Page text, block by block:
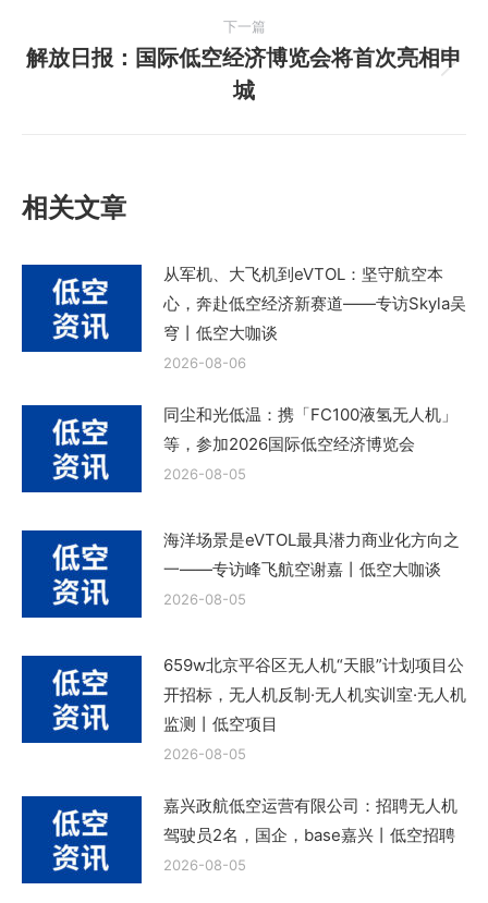
航
篇
文
章：
下一篇
下
一
解放日报：国际低空经济博览会将首次亮相申
城
相关文章
从军机、大飞机到eVTOL：坚守航空本
心，奔赴低空经济新赛道——专访Skyla吴
穹丨低空大咖谈
2026-08-06
同尘和光低温：携「FC100液氢无人机」
等，参加2026国际低空经济博览会
2026-08-05
海洋场景是eVTOL最具潜力商业化方向之
一——专访峰飞航空谢嘉丨低空大咖谈
2026-08-05
659w北京平谷区无人机“天眼”计划项目公
开招标，无人机反制·无人机实训室·无人机
监测丨低空项目
2026-08-05
嘉兴政航低空运营有限公司：招聘无人机
驾驶员2名，国企，base嘉兴丨低空招聘
2026-08-05